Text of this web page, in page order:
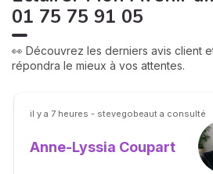
01 75 75 91 05
👀 Découvrez les derniers avis client
répondra le mieux à vos attentes.
il y a 7 heures - stevegobeaut a consulté
Anne-Lyssia Coupart